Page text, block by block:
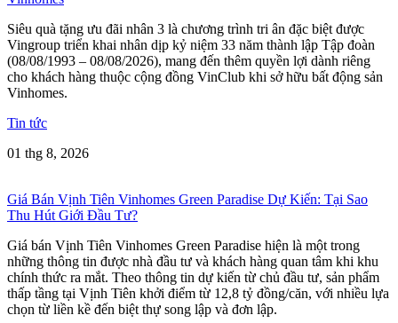
Siêu quà tặng ưu đãi nhân 3 là chương trình tri ân đặc biệt được
Vingroup triển khai nhân dịp kỷ niệm 33 năm thành lập Tập đoàn
(08/08/1993 – 08/08/2026), mang đến thêm quyền lợi dành riêng
cho khách hàng thuộc cộng đồng VinClub khi sở hữu bất động sản
Vinhomes.
Tin tức
01 thg 8, 2026
Giá Bán Vịnh Tiên Vinhomes Green Paradise Dự Kiến: Tại Sao
Thu Hút Giới Đầu Tư?
Giá bán Vịnh Tiên Vinhomes Green Paradise hiện là một trong
những thông tin được nhà đầu tư và khách hàng quan tâm khi khu
chính thức ra mắt. Theo thông tin dự kiến từ chủ đầu tư, sản phẩm
thấp tầng tại Vịnh Tiên khởi điểm từ 12,8 tỷ đồng/căn, với nhiều lựa
chọn từ liền kề đến biệt thự song lập và đơn lập.